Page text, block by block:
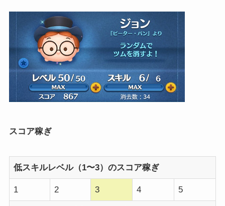
スコア稼ぎ
低スキルレベル（1〜3）のスコア稼ぎ
1 2 3 4 5